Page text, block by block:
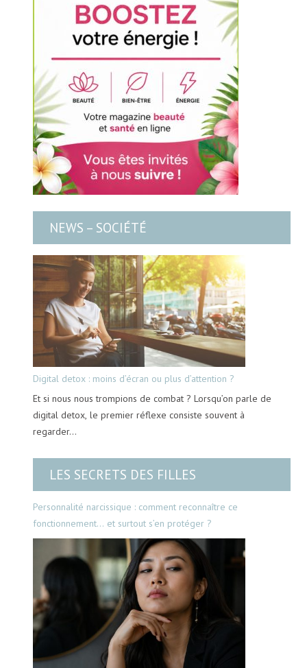
NEWS – SOCIÉTÉ
Digital detox : moins d’écran ou plus d’attention ?
Et si nous nous trompions de combat ? Lorsqu’on parle de
digital detox, le premier réflexe consiste souvent à
regarder…
LES SECRETS DES FILLES
Personnalité narcissique : comment reconnaître ce
fonctionnement… et surtout s’en protéger ?